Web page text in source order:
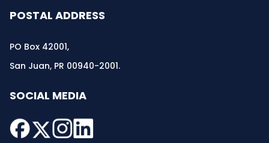
POSTAL ADDRESS
PO Box 42001,
San Juan, PR 00940-2001.
SOCIAL MEDIA